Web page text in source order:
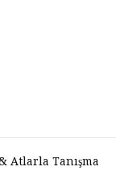
Atlarla Tanışma